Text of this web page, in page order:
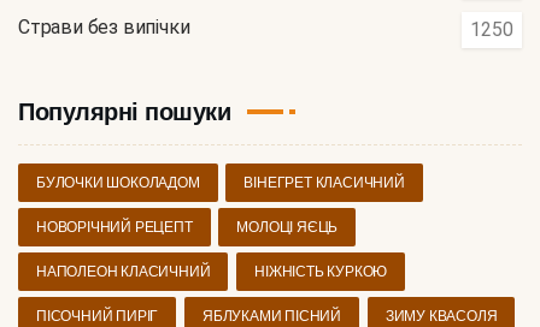
Страви без випічки 1250
Популярні пошуки
БУЛОЧКИ ШОКОЛАДОМ ВІНЕГРЕТ КЛАСИЧНИЙ
НОВОРІЧНИЙ РЕЦЕПТ МОЛОЦІ ЯЄЦЬ
НАПОЛЕОН КЛАСИЧНИЙ НІЖНІСТЬ КУРКОЮ
ПІСОЧНИЙ ПИРІГ ЯБЛУКАМИ ПІСНИЙ ЗИМУ КВАСОЛЯ